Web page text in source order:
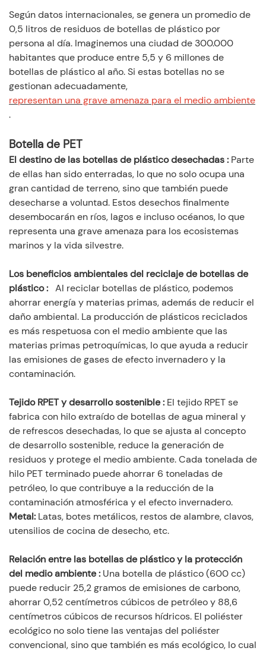
Según datos internacionales, se genera un promedio de
0,5 litros de residuos de botellas de plástico por
persona al día. Imaginemos una ciudad de 300.000
habitantes que produce entre 5,5 y 6 millones de
botellas de plástico al año. Si estas botellas no se
gestionan adecuadamente,
representan una grave amenaza para el medio ambiente
.
Botella de PET
El destino de las botellas de plástico desechadas: Parte
de ellas han sido enterradas, lo que no solo ocupa una
gran cantidad de terreno, sino que también puede
desecharse a voluntad. Estos desechos finalmente
desembocarán en ríos, lagos e incluso océanos, lo que
representa una grave amenaza para los ecosistemas
marinos y la vida silvestre.
Los beneficios ambientales del reciclaje de botellas de
plástico: Al reciclar botellas de plástico, podemos
ahorrar energía y materias primas, además de reducir el
daño ambiental. La producción de plásticos reciclados
es más respetuosa con el medio ambiente que las
materias primas petroquímicas, lo que ayuda a reducir
las emisiones de gases de efecto invernadero y la
contaminación.
Tejido RPET y desarrollo sostenible: El tejido RPET se
fabrica con hilo extraído de botellas de agua mineral y
de refrescos desechadas, lo que se ajusta al concepto
de desarrollo sostenible, reduce la generación de
residuos y protege el medio ambiente. Cada tonelada de
hilo PET terminado puede ahorrar 6 toneladas de
petróleo, lo que contribuye a la reducción de la
contaminación atmosférica y el efecto invernadero.
Metal: Latas, botes metálicos, restos de alambre, clavos,
utensilios de cocina de desecho, etc.
Relación entre las botellas de plástico y la protección
del medio ambiente: Una botella de plástico (600 cc)
puede reducir 25,2 gramos de emisiones de carbono,
ahorrar 0,52 centímetros cúbicos de petróleo y 88,6
centímetros cúbicos de recursos hídricos. El poliéster
ecológico no solo tiene las ventajas del poliéster
convencional, sino que también es más ecológico, lo cual